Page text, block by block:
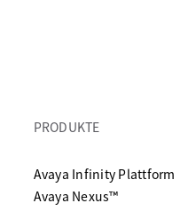
PRODUKTE
Avaya Infinity Plattform
Avaya Nexus™